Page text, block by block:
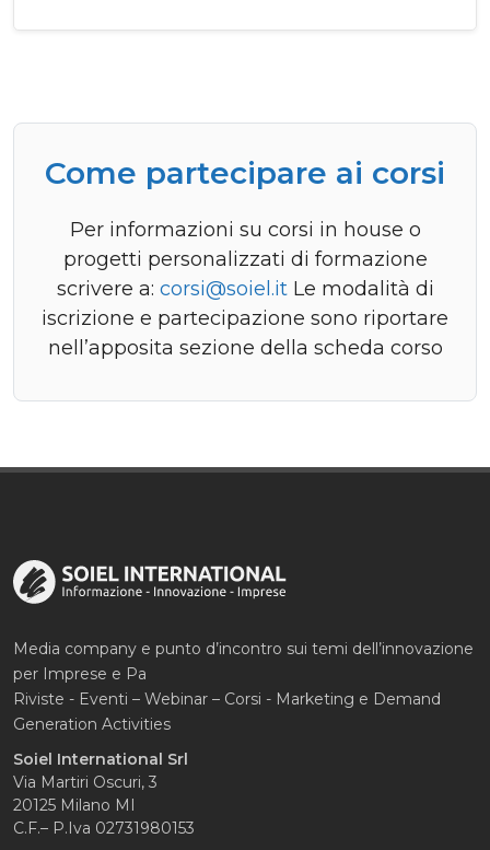
Come partecipare ai corsi
Per informazioni su corsi in house o
progetti personalizzati di formazione
scrivere a: corsi@soiel.itLe modalità di
iscrizione e partecipazione sono riportare
nell’apposita sezione della scheda corso
Media company e punto d’incontro sui temi dell’innovazione
per Imprese e Pa
Riviste - Eventi – Webinar – Corsi - Marketing e Demand
Generation Activities
Soiel International Srl
Via Martiri Oscuri, 3
20125 Milano MI
C.F.– P.Iva 02731980153